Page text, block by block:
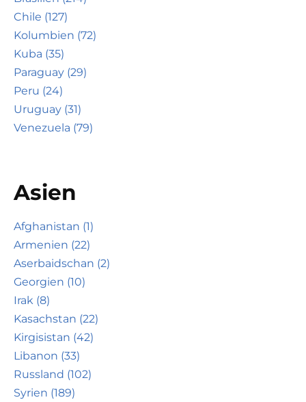
Chile (127)
Kolumbien (72)
Kuba (35)
Paraguay (29)
Peru (24)
Uruguay (31)
Venezuela (79)
Asien
Afghanistan (1)
Armenien (22)
Aserbaidschan (2)
Georgien (10)
Irak (8)
Kasachstan (22)
Kirgisistan (42)
Libanon (33)
Russland (102)
Syrien (189)